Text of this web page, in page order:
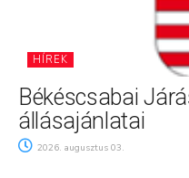
HÍREK
Békéscsabai
állásajánlatai
2026. augusztus 03.